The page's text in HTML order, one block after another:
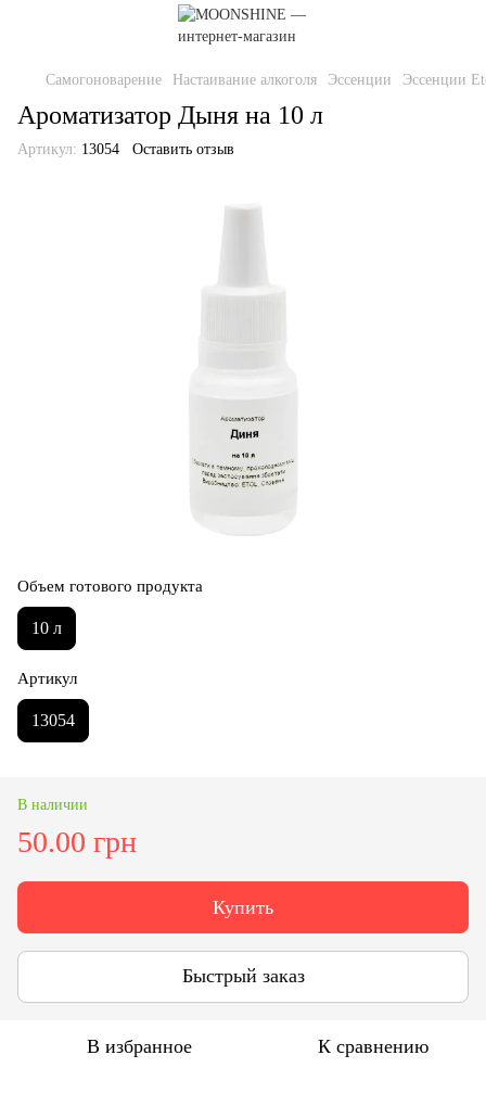
Самогоноварение Настаивание алкоголя Эссенции Эссенции
Ароматизатор Дыня на 10 л
Артикул: 13054 Оставить отзыв
Объем готового продукта
10 л
Артикул
13054
В наличии
50.00 грн
Купить
Быстрый заказ
В избранное К сравнению